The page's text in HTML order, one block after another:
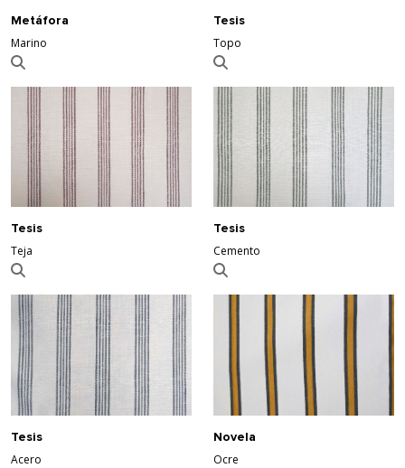
Metáfora
Marino
Tesis
Topo
Tesis
Teja
Tesis
Cemento
Tesis
Acero
Novela
Ocre